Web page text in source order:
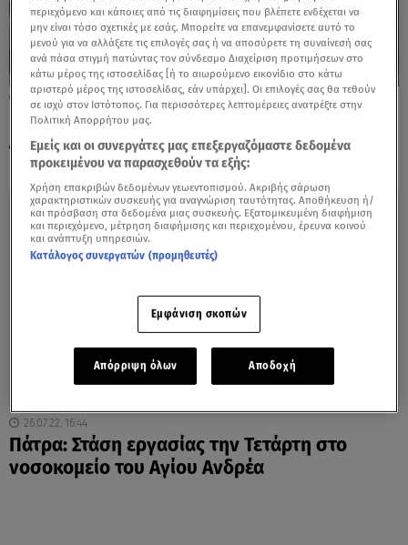
26.07.25, 20:05
Πάτρα: Φωτιά στο Νοσοκομείο Άγιος
Ανδρέας
26.07.22, 16:44
Πάτρα: Στάση εργασίας την Τετάρτη στο
νοσοκομείο του Αγίου Ανδρέα
περιεχόμενο και κάποιες από τις διαφημίσεις που βλέπετε ενδέχεται να
μην είναι τόσο σχετικές με εσάς. Μπορείτε να επανεμφανίσετε αυτό το
μενού για να αλλάξετε τις επιλογές σας ή να αποσύρετε τη συναίνεσή σας
ανά πάσα στιγμή πατώντας τον σύνδεσμο Διαχείριση προτιμήσεων στο
κάτω μέρος της ιστοσελίδας [ή το αιωρούμενο εικονίδιο στο κάτω
αριστερό μέρος της ιστοσελίδας, εάν υπάρχει]. Οι επιλογές σας θα τεθούν
σε ισχύ στον Ιστότοπος. Για περισσότερες λεπτομέρειες ανατρέξτε στην
Πολιτική Απορρήτου μας.
Εμείς και οι συνεργάτες μας επεξεργαζόμαστε δεδομένα
προκειμένου να παρασχεθούν τα εξής:
Χρήση επακριβών δεδομένων γεωεντοπισμού. Ακριβής σάρωση
χαρακτηριστικών συσκευής για αναγνώριση ταυτότητας. Αποθήκευση ή/
και πρόσβαση στα δεδομένα μιας συσκευής. Εξατομικευμένη διαφήμιση
και περιεχόμενο, μέτρηση διαφήμισης και περιεχομένου, έρευνα κοινού
και ανάπτυξη υπηρεσιών.
Κατάλογος συνεργατών (προμηθευτές)
Εμφάνιση σκοπών
Απόρριψη όλων Αποδοχή